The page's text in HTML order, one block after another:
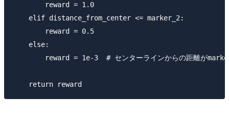
        reward = 1.0
    elif distance_from_center <= marker_2:
        reward = 0.5
    else:
reward = 1e-3  # センターラインからの距離が